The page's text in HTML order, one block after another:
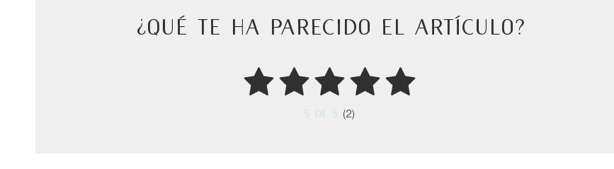
¿Qué te ha parecido el artículo?
5 de 5 (2)